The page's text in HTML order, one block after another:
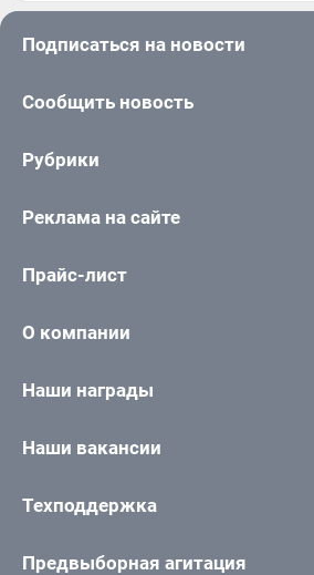
Подписаться на новости
Сообщить новость
Рубрики
Реклама на сайте
Прайс-лист
О компании
Наши награды
Наши вакансии
Техподдержка
Предвыборная агитация